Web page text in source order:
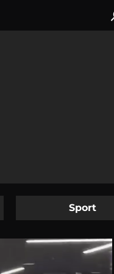
Sport